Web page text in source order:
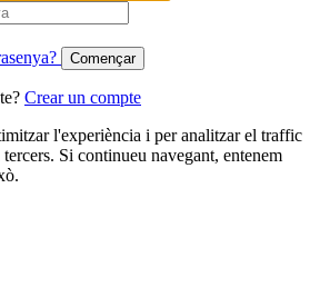
Crear un compte
l'experiència i per analitzar el traffic
Si continueu navegant, entenem